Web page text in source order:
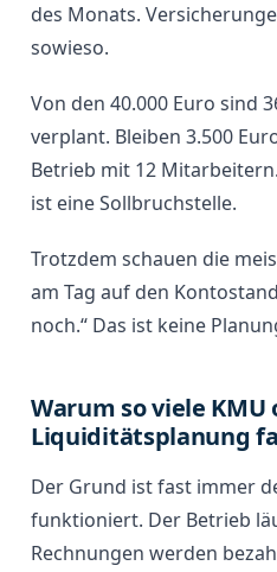
des Monats.
sowieso.
Von den 40.000 Euro sind
verplant. Bleiben 3.500
Betrieb mit 12
ist eine Sollbruchstelle.
Trotzdem schauen die
am Tag auf den
noch.“ Das ist keine
Warum so viele KMU
Liquiditätsplanung
Der Grund ist fast immer
funktioniert. Der Betrieb
Rechnungen werden